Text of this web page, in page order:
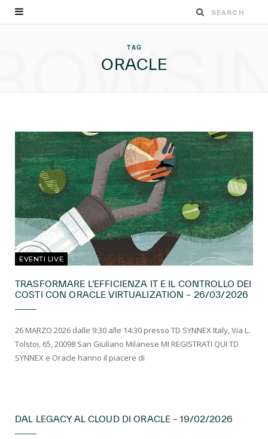
TAG
ORACLE
EVENTI LIVE
TRASFORMARE L’EFFICIENZA IT E IL CONTROLLO DEI
COSTI CON ORACLE VIRTUALIZATION – 26/03/2026
26 MARZO 2026 dalle 9:30 alle 14:30 presso TD SYNNEX Italy, Via L.
Tolstoi, 65, 20098 San Giuliano Milanese MI REGISTRATI QUI TD
SYNNEX e Oracle hanno il piacere di
DAL LEGACY AL CLOUD DI ORACLE – 19/02/2026